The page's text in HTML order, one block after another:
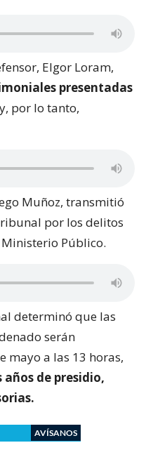
Elgor Loram,
presentadas
y, por lo tanto,
Muñoz, transmitió
por los delitos
Público.
determinó que las
serán
mayo a las 13 horas,
de presidio,
AVÍSANOS